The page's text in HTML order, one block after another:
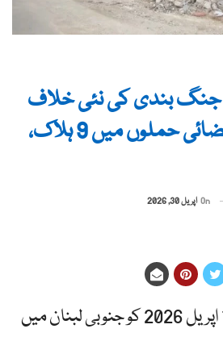
جنگ بندی کی نئی خلاف
ورزی پر اسرائیلی فضائی حملوں میں 9 ہلاک،
On اپریل 30, 2026
ایک بے گھر خاتون 18 اپریل 2026 کو جنوبی لبنان میں